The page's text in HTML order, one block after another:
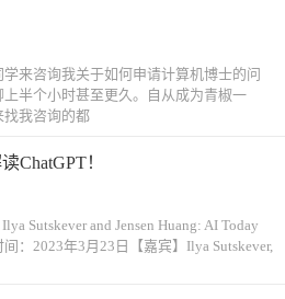
来咨询我关于如何申请计算机博士的问
半个小时甚至更久。自从成为青椒一
找我咨询的都
ChatGPT！
Sutskever and Jensen Huang: AI Today
：2023年3月23日【嘉宾】Ilya Sutskever,